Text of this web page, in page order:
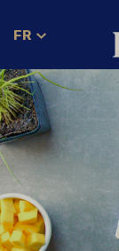
FR